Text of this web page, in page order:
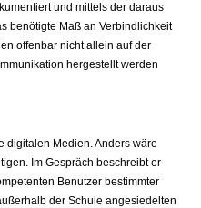
und mittels der daraus
benötigte Maß an Verbindlichkeit
offenbar nicht allein auf der
hergestellt werden
digitalen Medien. Anders wäre
Im Gespräch beschreibt er
Benutzer bestimmter
der Schule angesiedelten